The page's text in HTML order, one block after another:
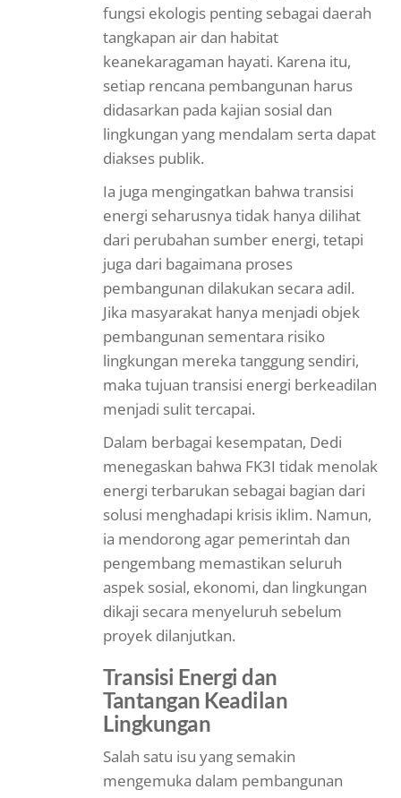
fungsi ekologis penting sebagai daerah
tangkapan air dan habitat
keanekaragaman hayati. Karena itu,
setiap rencana pembangunan harus
didasarkan pada kajian sosial dan
lingkungan yang mendalam serta dapat
diakses publik.
Ia juga mengingatkan bahwa transisi
energi seharusnya tidak hanya dilihat
dari perubahan sumber energi, tetapi
juga dari bagaimana proses
pembangunan dilakukan secara adil.
Jika masyarakat hanya menjadi objek
pembangunan sementara risiko
lingkungan mereka tanggung sendiri,
maka tujuan transisi energi berkeadilan
menjadi sulit tercapai.
Dalam berbagai kesempatan, Dedi
menegaskan bahwa FK3I tidak menolak
energi terbarukan sebagai bagian dari
solusi menghadapi krisis iklim. Namun,
ia mendorong agar pemerintah dan
pengembang memastikan seluruh
aspek sosial, ekonomi, dan lingkungan
dikaji secara menyeluruh sebelum
proyek dilanjutkan.
Transisi Energi dan
Tantangan Keadilan
Lingkungan
Salah satu isu yang semakin
mengemuka dalam pembangunan